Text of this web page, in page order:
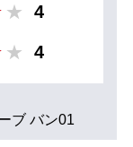
4
4
ブ バン01